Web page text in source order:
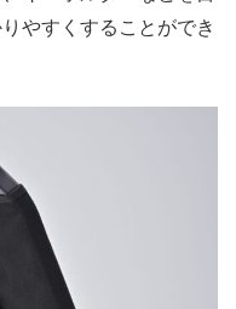
やすくすることができ